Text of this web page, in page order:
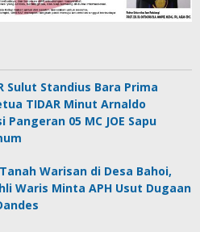
Sulut Standius Bara Prima
TIDAR Minut Arnaldo
05 MC JOE Sapu
Warisan di Desa Bahoi,
Waris Minta APH Usut Dugaan